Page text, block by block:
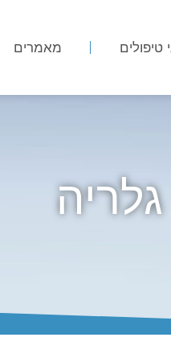
טיפולים מאמרים
גלריה